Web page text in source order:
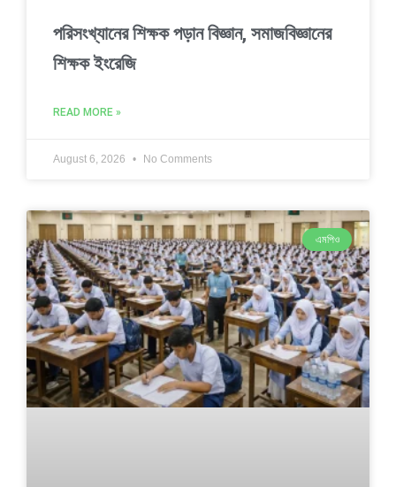
পরিসংখ্যানের শিক্ষক পড়ান বিজ্ঞান, সমাজবিজ্ঞানের
শিক্ষক ইংরেজি
READ MORE »
August 6, 2026 No Comments
এমপিও